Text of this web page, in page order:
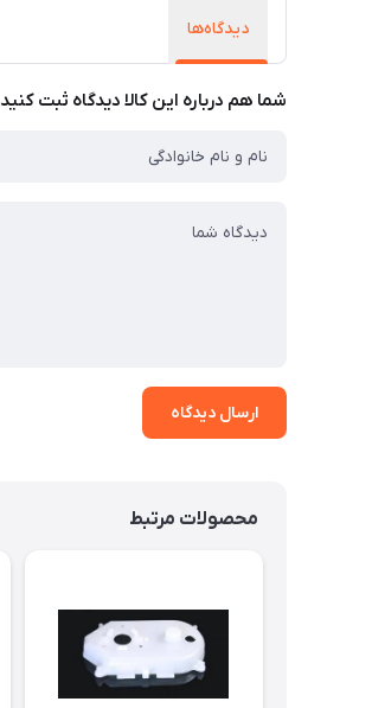
دیدگاه‌ها
شما هم درباره این کالا دیدگاه ثبت کنید
ارسال دیدگاه
محصولات مرتبط